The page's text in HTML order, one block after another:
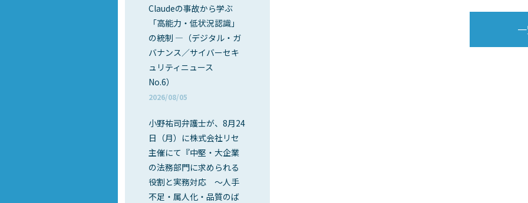
Claudeの事故から学ぶ
「高能力・低状況認識」
の統制 ―（デジタル・ガ
バナンス／サイバーセキ
ュリティニュース
No.6）
2026/08/05
小野祐司弁護士が、8月24
日（月）に株式会社リセ
主催にて『中堅・大企業
の法務部門に求められる
役割と実務対応 ～人手
不足・属人化・品質のば